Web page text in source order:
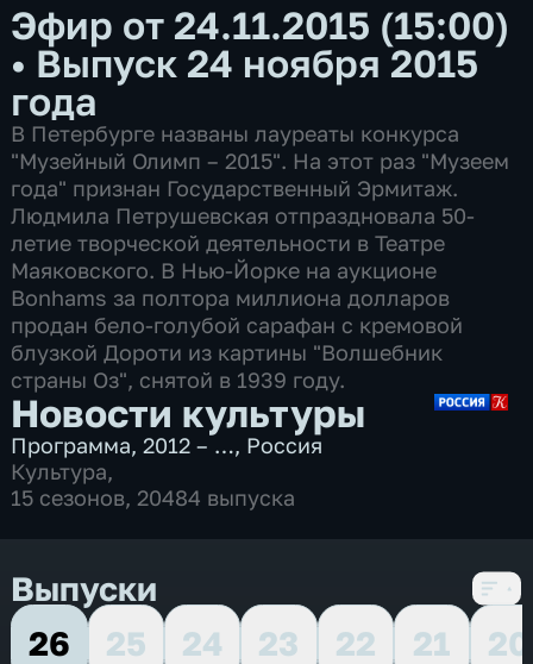
Эфир от 24.11.2015 (15:00)
• Выпуск 24 ноября 2015
года
В Петербурге названы лауреаты конкурса
"Музейный Олимп – 2015". На этот раз "Музеем
года" признан Государственный Эрмитаж.
Людмила Петрушевская отпраздновала 50-
летие творческой деятельности в Театре
Маяковского. В Нью-Йорке на аукционе
Bonhams за полтора миллиона долларов
продан бело-голубой сарафан с кремовой
блузкой Дороти из картины "Волшебник
страны Оз", снятой в 1939 году.
Новости культуры
Программа,2012 – …, Россия
Культура,
15 сезонов, 20484 выпуска
Выпуски
26
25 24 23 22 21
20